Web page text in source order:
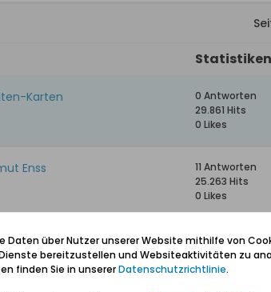
Statistiken
Karten
0 Antworten
29.861 Hits
0 Likes
Enss
11 Antworten
25.263 Hits
0 Likes
10 Antworten
15.084 Hits
0 Likes
Daten über Nutzer unserer Website mithilfe von
bereitzustellen und Websiteaktivitäten zu
finden Sie in unsererDatenschutzrichtlinie.